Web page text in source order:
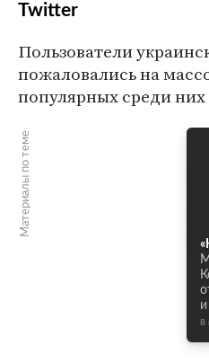
Twitter
Пользователи
пожаловались на
популярных среди
Материалы по теме
8